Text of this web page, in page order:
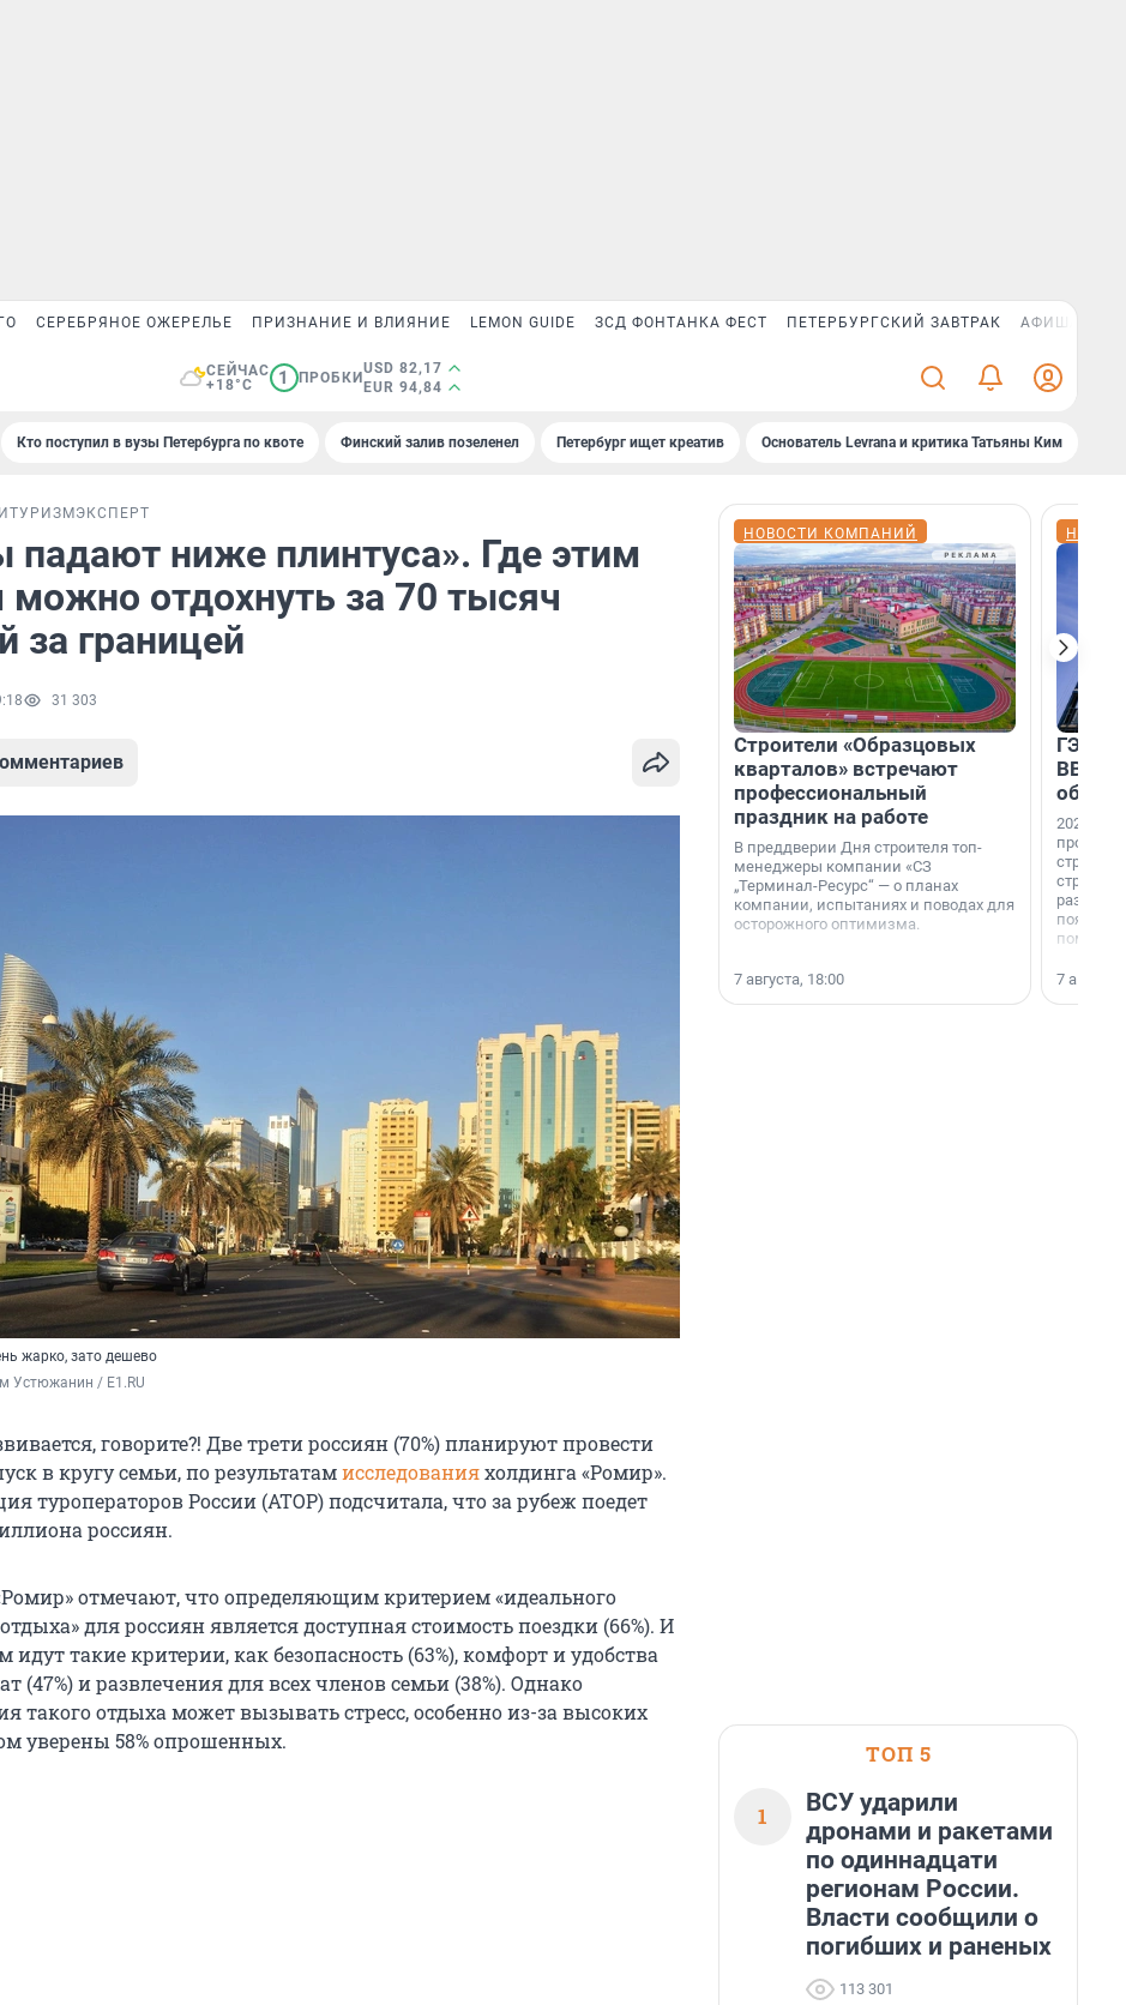
СЕРЕБРЯНОЕ ОЖЕРЕЛЬЕ ПРИЗНАНИЕ И ВЛИЯНИЕ LEMON GUIDE ЗСД ФОНТАНКА ФЕСТ ПЕТЕРБУРГСКИЙ ЗАВТРАК АФИША PLUS
СЕЙЧАС
+18°C
1 ПРОБКИ
USD 82,17
EUR 94,84
Кто поступил в вузы Петербурга по квоте Финский залив позеленел Петербург ищет креатив Основатель Levrana и критика Татьяны Ким
ТУРИЗМ ЭКСПЕРТ
падают ниже плинтуса». Где этим
можно отдохнуть за 70 тысяч
за границей
31 303
жарко, зато дешево
Устюжанин / E1.RU
говорите?! Две трети россиян (70%) планируют провести
в кругу семьи, по результатамисследованияхолдинга «Ромир».
туроператоров России (АТОР) подсчитала, что за рубеж поедет
россиян.
отмечают, что определяющим критерием «идеального
для россиян является доступная стоимость поездки (66%). И
такие критерии, как безопасность (63%), комфорт и удобства
(47%) и развлечения для всех членов семьи (38%). Однако
такого отдыха может вызывать стресс, особенно из-за высоких
уверены 58% опрошенных.
НОВОСТИ КОМПАНИЙ
Строители «Образцовых
кварталов» встречают
профессиональный
праздник на работе
В преддверии Дня строителя топ-
менеджеры компании «СЗ
„Терминал-Ресурс“ — о планах
компании, испытаниях и поводах для
осторожного оптимизма.
7 августа, 18:00
ГЭС,
ВВП: в
об
2026-й —
раз. В
7
ТОП 5
1
ВСУ ударили
дронами и ракетами
по одиннадцати
регионам России.
Власти сообщили о
погибших и раненых
113 301